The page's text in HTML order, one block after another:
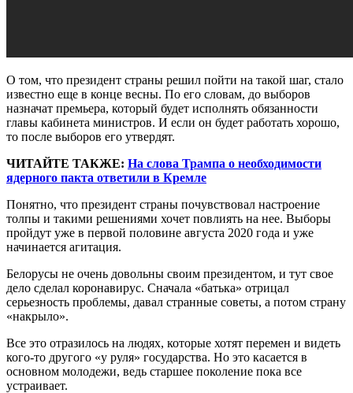
О том, что президент страны решил пойти на такой шаг, стало
известно еще в конце весны. По его словам, до выборов
назначат премьера, который будет исполнять обязанности
главы кабинета министров. И если он будет работать хорошо,
то после выборов его утвердят.
ЧИТАЙТЕ ТАКЖЕ: На слова Трампа о необходимости
ядерного пакта ответили в Кремле
Понятно, что президент страны почувствовал настроение
толпы и такими решениями хочет повлиять на нее. Выборы
пройдут уже в первой половине августа 2020 года и уже
начинается агитация.
Белорусы не очень довольны своим президентом, и тут свое
дело сделал коронавирус. Сначала «батька» отрицал
серьезность проблемы, давал странные советы, а потом страну
«накрыло».
Все это отразилось на людях, которые хотят перемен и видеть
кого-то другого «у руля» государства. Но это касается в
основном молодежи, ведь старшее поколение пока все
устраивает.